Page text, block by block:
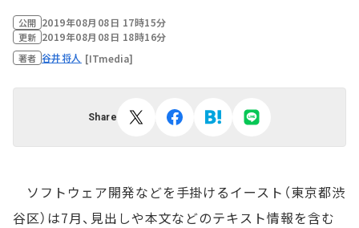
公開 2019年08月08日 17時15分
更新 2019年08月08日 18時16分
著者 谷井将人 [ITmedia]
Share
ソフトウェア開発などを手掛けるイースト（東京都渋
谷区）は7月、見出しや本文などのテキスト情報を含む